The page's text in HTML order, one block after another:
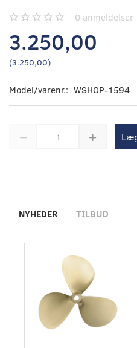
0 anmeldelser
3.250,00
(3.250,00)
Model/varenr.: WSHOP-1594
NYHEDER TILBUD